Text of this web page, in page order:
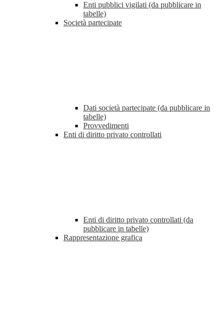
Enti pubblici vigilati (da pubblicare in
tabelle)
Società partecipate
Dati società partecipate (da pubblicare in
tabelle)
Provvedimenti
Enti di diritto privato controllati
Enti di diritto privato controllati (da
pubblicare in tabelle)
Rappresentazione grafica